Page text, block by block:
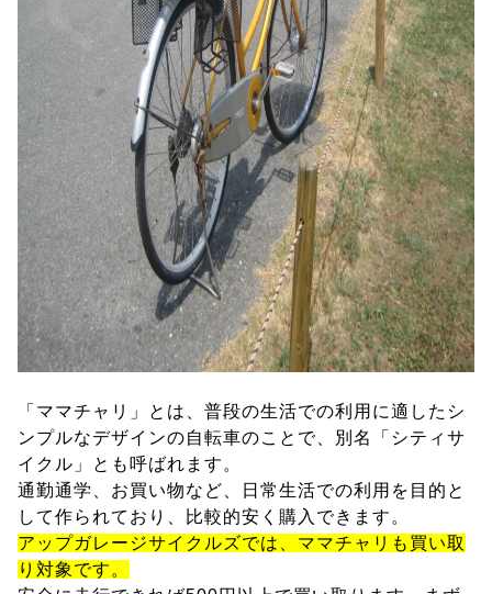
「ママチャリ」とは、普段の生活での利用に適したシ
ンプルなデザインの自転車のことで、別名「シティサ
イクル」とも呼ばれます。
通勤通学、お買い物など、日常生活での利用を目的と
して作られており、比較的安く購入できます。
アップガレージサイクルズでは、ママチャリも買い取
り対象です。